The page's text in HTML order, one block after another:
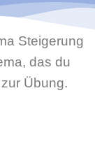
Steigerung
das du
Übung.